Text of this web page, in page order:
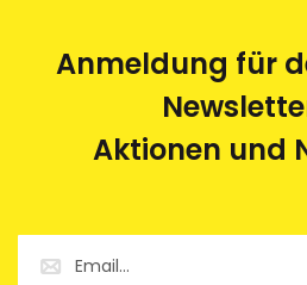
Anmeldung für
Aktionen und